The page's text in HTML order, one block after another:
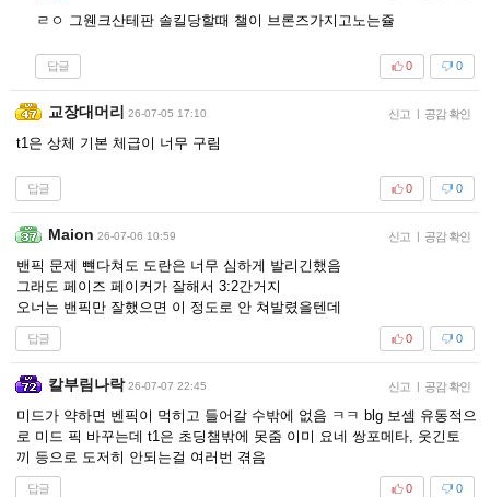
ㄹㅇ 그웬크산테판 솔킬당할때 챌이 브론즈가지고노는쥴
답글 0
0
교장대머리 26-07-05 17:10 신고 | 공감 확인
t1은 상체 기본 체급이 너무 구림
답글 0
0
Maion 26-07-06 10:59 신고 | 공감 확인
밴픽 문제 뺸다쳐도 도란은 너무 심하게 발리긴했음
그래도 페이즈 페이커가 잘해서 3:2간거지
오너는 밴픽만 잘했으면 이 정도로 안 쳐발렸을텐데
답글 0
0
칼부림나락 26-07-07 22:45 신고 | 공감 확인
미드가 약하면 벤픽이 먹히고 들어갈 수밖에 없음 ㅋㅋ blg 보셈 유동적으
로 미드 픽 바꾸는데 t1은 초딩챔밖에 못줌 이미 요네 쌍포메타, 웃긴토
끼 등으로 도저히 안되는걸 여러번 겪음
답글 0
0